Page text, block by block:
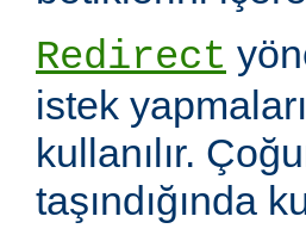
Redirect
istek
kullanılır.
taşındığında